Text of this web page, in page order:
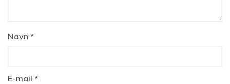
Navn *
E-mail *